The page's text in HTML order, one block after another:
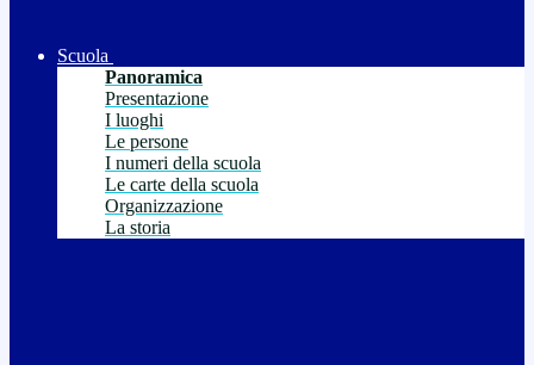
Scuola
Panoramica
Presentazione
I luoghi
Le persone
I numeri della scuola
Le carte della scuola
Organizzazione
La storia